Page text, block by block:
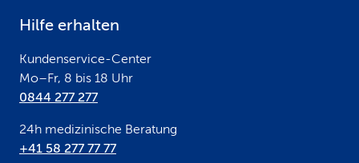
Hilfe erhalten
Kundenservice-Center
Mo–Fr, 8 bis 18 Uhr
0844 277 277
24h medizinische Beratung
+41 58 277 77 77